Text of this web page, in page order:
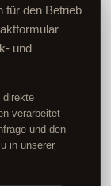
für den Betrieb
und
direkte
verarbeitet
und den
in unserer